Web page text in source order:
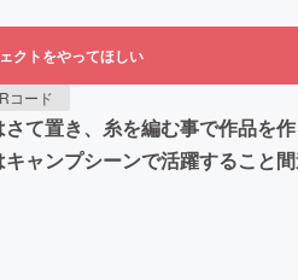
クトをやってほしい
コード
て置き、糸を編む事で作品を
ャンプシーンで活躍すること